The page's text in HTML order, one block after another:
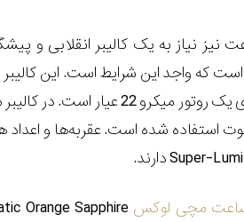
نیز نیاز به یک کالیبر انقلابی و
ساعت را داشته و دارای یک روتور
استفاده شده است. عقربه‌ها و
Super-دارند.
مچی لوکس Orange Sapphire